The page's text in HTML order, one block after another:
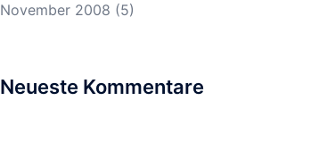
November 2008 (5)
Neueste Kommentare